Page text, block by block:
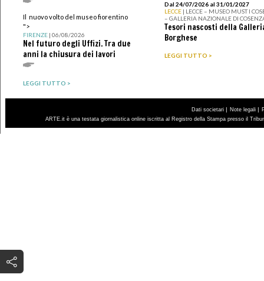
Il nuovo volto del museo fiorentino
">
FIRENZE| 06/08/2026
Nel futuro degli Uffizi. Tra due
anni la chiusura dei lavori
LEGGI TUTTO >
Dal 24/07/2026 al 31/01/2027
LECCE | LECCE – MUSEO MUST I
– GALLERIA NAZIONALE DI
Tesori nascosti della
Borghese
LEGGI TUTTO >
Dati societari | Note legali |
ARTE.it è una testata giornalistica online iscritta al Registro della Stampa presso il